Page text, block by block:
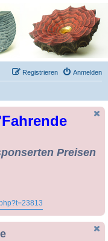
Anmelden
Registrieren
Preisen